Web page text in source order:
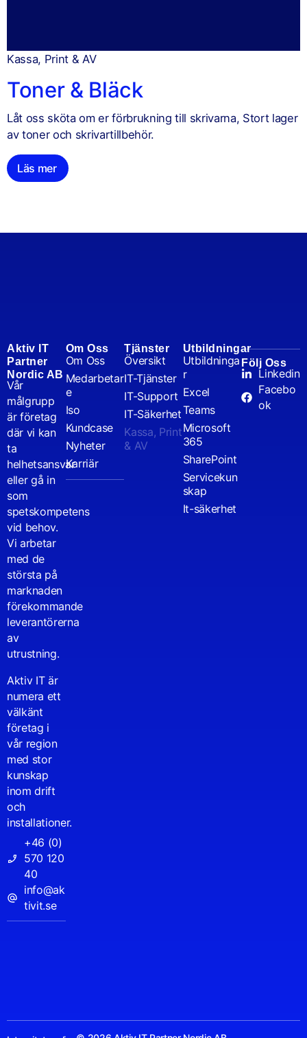
Kassa, Print & AV
Toner & Bläck
Låt oss sköta om er förbrukning till skrivarna, Stort lager
av toner och skrivartillbehör.​
Läs mer
Aktiv IT
Partner
Nordic AB
Vår
målgrupp
är företag
där vi kan
ta
helhetsansvar
eller gå in
som
spetskompetens
vid behov.
Vi arbetar
med de
största på
marknaden
förekommande
leverantörerna
av
utrustning.
Aktiv IT är
numera ett
välkänt
företag i
vår region
med stor
kunskap
inom drift
och
installationer.
+46 (0)
570 120
40
info@ak
tivit.se
Om Oss
Om Oss
Medarbetar
e
Iso
Kundcase
Nyheter
Karriär
Tjänster
Översikt
IT-Tjänster
IT-Support
IT-Säkerhet
Kassa, Print
& AV
Utbildningar
Utbildninga
r
Excel
Teams
Microsoft
365
SharePoint
Servicekun
skap
It-säkerhet
Följ Oss
Linkedin
Facebo
ok